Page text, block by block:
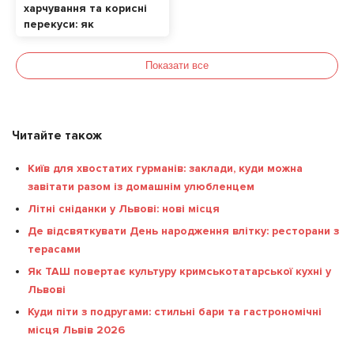
харчування та корисні
перекуси: як
та енергію протягом
Показати все
Читайте також
Київ для хвостатих гурманів: заклади, куди можна
завітати разом із домашнім улюбленцем
Літні сніданки у Львові: нові місця
Де відсвяткувати День народження влітку: ресторани з
терасами
Як ТАШ повертає культуру кримськотатарської кухні у
Львові
Куди піти з подругами: стильні бари та гастрономічні
місця Львів 2026